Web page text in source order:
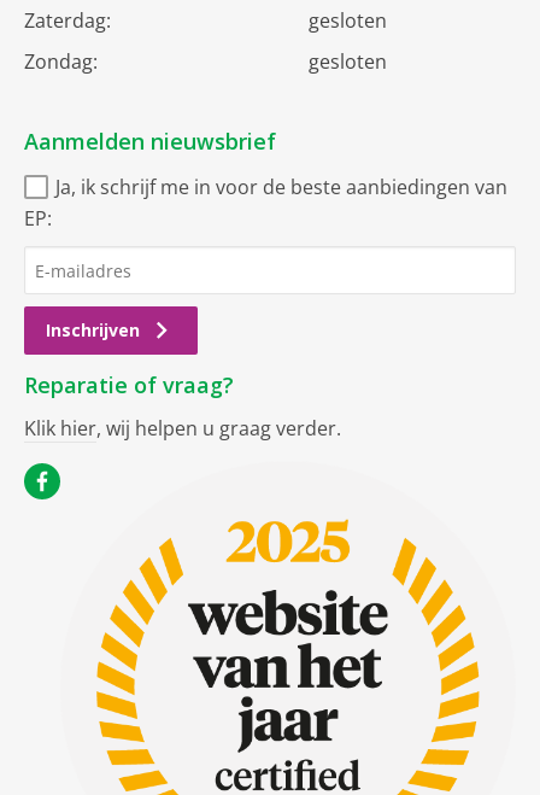
Zaterdag:
gesloten
Zondag:
gesloten
Aanmelden nieuwsbrief
Ja, ik schrijf me in voor de beste aanbiedingen van
EP:
Inschrijven
Reparatie of vraag?
Klik hier, wij helpen u graag verder.